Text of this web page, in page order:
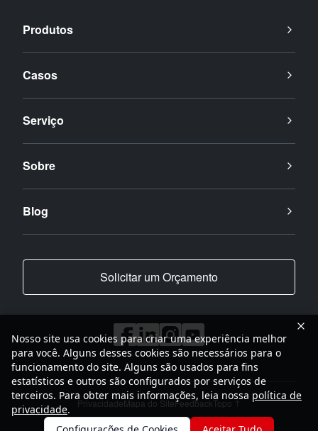
Produtos
Casos
Serviço
Sobre
Blog
Solicitar um Orçamento
2001-2026Grupo SANY Todos os Direitos Reservados
PrivacidadeMapa do SiteFeedbackTopo
Nosso site usa cookies para criar uma experiência melhor
para você. Alguns desses cookies são necessários para o
funcionamento do site. Alguns são usados para fins
estatísticos e outros são configurados por serviços de
terceiros. Para obter mais informações, leia nossa política de
privacidade.